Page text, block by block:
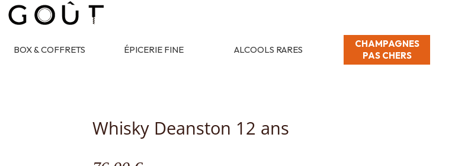
BOX & COFFRETS ÉPICERIE FINE ALCOOLS RARES
CHAMPAGNES
PAS CHERS
Whisky Deanston 12 ans